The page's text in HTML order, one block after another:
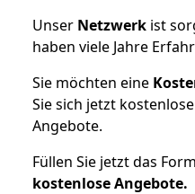
Unser Netzwerk ist
haben viele Jahre
Sie möchten eine
Sie sich jetzt
Angebote.
Füllen Sie jetzt das
kostenloseAngebote.